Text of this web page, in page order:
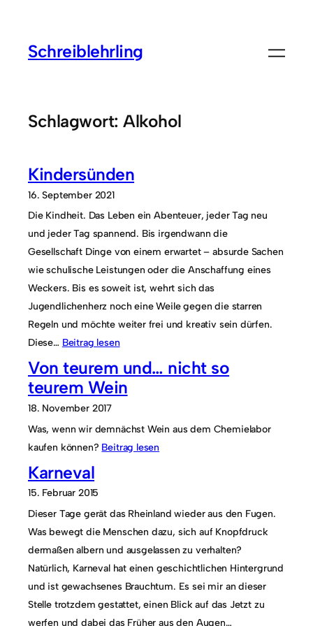
springen
Schreiblehrling
Schlagwort:Alkohol
Kindersünden
16. September 2021
Die Kindheit. Das Leben ein Abenteuer, jeder Tag neu
und jeder Tag spannend. Bis irgendwann die
Gesellschaft Dinge von einem erwartet – absurde Sachen
wie schulische Leistungen oder die Anschaffung eines
Weckers. Bis es soweit ist, wehrt sich das
Jugendlichenherz noch eine Weile gegen die starren
Regeln und möchte weiter frei und kreativ sein dürfen.
Diese… Beitrag lesen
Von teurem und… nicht so
teurem Wein
18. November 2017
Was, wenn wir demnächst Wein aus dem Chemielabor
kaufen können? Beitrag lesen
Karneval
15. Februar 2015
Dieser Tage gerät das Rheinland wieder aus den Fugen.
Was bewegt die Menschen dazu, sich auf Knopfdruck
dermaßen albern und ausgelassen zu verhalten?
Natürlich, Karneval hat einen geschichtlichen Hintergrund
und ist gewachsenes Brauchtum. Es sei mir an dieser
Stelle trotzdem gestattet, einen Blick auf das Jetzt zu
werfen und dabei das Früher aus den Augen…